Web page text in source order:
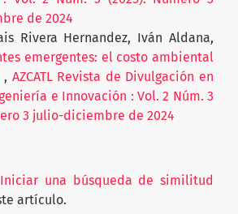
de 2024
Rivera Hernandez, Iván Aldana,
emergentes: el costo ambiental
, AZCATL Revista de Divulgación en
e Innovación : Vol. 2 Núm. 3
3 julio-diciembre de 2024
Iniciar una búsqueda de similitud
artículo.